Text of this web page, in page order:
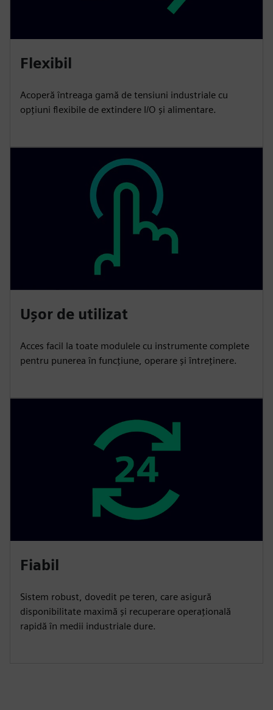
Flexibil
Acoperă întreaga gamă de tensiuni industriale cu
opțiuni flexibile de extindere I/O și alimentare.
Ușor de utilizat
Acces facil la toate modulele cu instrumente complete
pentru punerea în funcțiune, operare și întreținere.
Fiabil
Sistem robust, dovedit pe teren, care asigură
disponibilitate maximă și recuperare operațională
rapidă în medii industriale dure.